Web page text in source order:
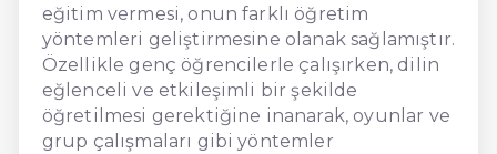
eğitim vermesi, onun farklı öğretim
yöntemleri geliştirmesine olanak sağlamıştır.
Özellikle genç öğrencilerle çalışırken, dilin
eğlenceli ve etkileşimli bir şekilde
öğretilmesi gerektiğine inanarak, oyunlar ve
grup çalışmaları gibi yöntemler